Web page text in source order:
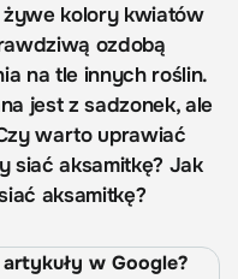
żywe kolory kwiatów
ozdobą
na tle innych roślin.
jest z sadzonek, ale
warto uprawiać
siać aksamitkę? Jak
aksamitkę?
w Google?